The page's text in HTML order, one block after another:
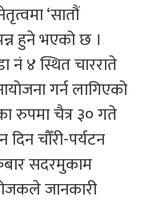
‘सातौं
हुने भएको छ ।
नं ४ स्थित चारराते
गर्न लागिएको
रुपमा चैत्र ३० गते
चौँरी-पर्यटन
सदरमुकाम
जानकारी